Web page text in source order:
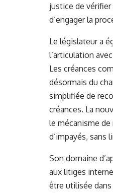
justice de
d’engager la
Le législateur a
l’articulation
Les créances
désormais du
simplifiée de
créances. La
le mécanisme
d’impayés, sans
Son domaine
aux litiges
être utilisée